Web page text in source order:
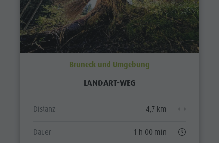
Bruneck und Umgebung
LANDART-WEG
Distanz 4,7 km
Dauer 1 h 00 min